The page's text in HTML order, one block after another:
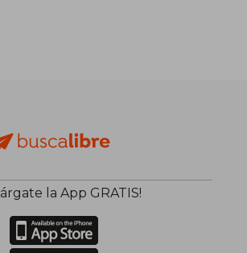
la App GRATIS!